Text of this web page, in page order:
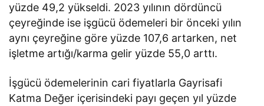
yüzde 49,2 yükseldi. 2023 yılının dördüncü
çeyreğinde ise işgücü ödemeleri bir önceki yılın
aynı çeyreğine göre yüzde 107,6 artarken, net
işletme artığı/karma gelir yüzde 55,0 arttı.
İşgücü ödemelerinin cari fiyatlarla Gayrisafi
Katma Değer içerisindeki payı geçen yıl yüzde